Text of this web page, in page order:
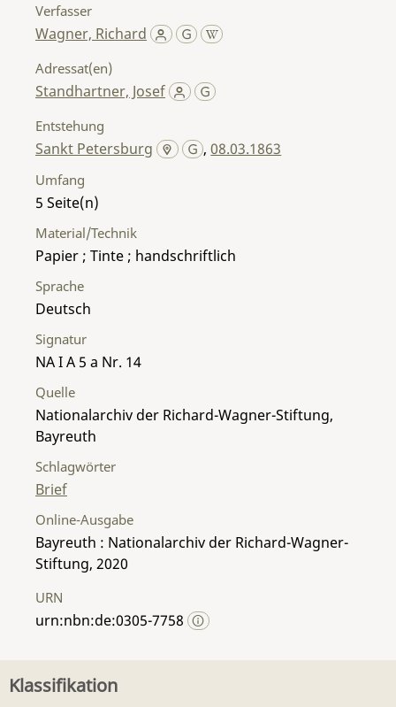
Verfasser
Wagner, Richard
Adressat(en)
Standhartner, Josef
Entstehung
Sankt Petersburg ,08.03.1863
Umfang
5
Material/Technik
Papier ; Tinte ; handschriftlich
Sprache
Deutsch
Signatur
NA I A 5 a Nr. 14
Quelle
Nationalarchiv der Richard-Wagner-Stiftung,
Bayreuth
Schlagwörter
Brief
Online-Ausgabe
Bayreuth : Nationalarchiv der Richard-Wagner-
Stiftung, 2020
URN
urn:nbn:de:0305-7758
Klassifikation